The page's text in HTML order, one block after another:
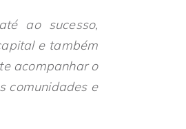
ao sucesso,
e também
acompanhar o
comunidades e